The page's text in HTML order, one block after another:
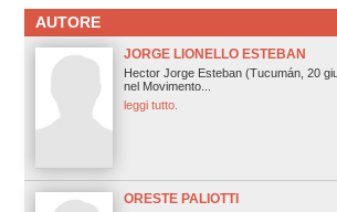
AUTORE
JORGE LIONELLO ESTEBAN
Hector Jorge Esteban (Tucumán, 20
nel Movimento...
leggi tutto.
ORESTE PALIOTTI